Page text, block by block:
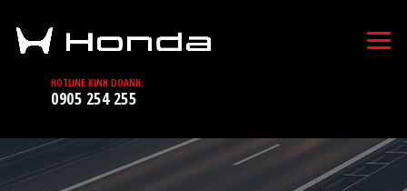
HOTLINE KINH DOANH:
0905 254 255